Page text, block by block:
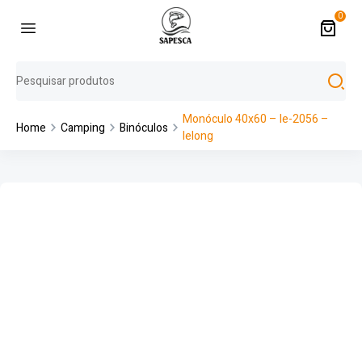
0
Home Camping Binóculos
Monóculo 40x60 – le-2056 –
lelong